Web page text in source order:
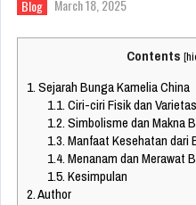
Blog March 18, 2025
Contents [
1.Sejarah Bunga Kamelia China
1.1.Ciri-ciri Fisik dan
1.2.Simbolisme dan Makna
1.3.Manfaat Kesehatan dari
1.4.Menanam dan Merawat
1.5.Kesimpulan
2.Author